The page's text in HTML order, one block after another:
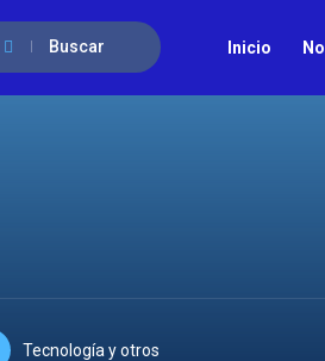
Buscar Inicio
Tecnología y otros